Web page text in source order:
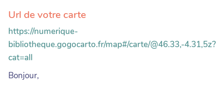
Url de votre carte
https://numerique-
bibliotheque.gogocarto.fr/map#/carte/@46.33,-4.31,5z?
cat=all
Bonjour,